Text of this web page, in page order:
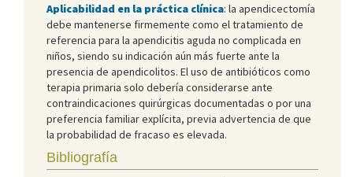
Aplicabilidad en la práctica clínica: la apendicectomía
debe mantenerse firmemente como el tratamiento de
referencia para la apendicitis aguda no complicada en
niños, siendo su indicación aún más fuerte ante la
presencia de apendicolitos. El uso de antibióticos como
terapia primaria solo debería considerarse ante
contraindicaciones quirúrgicas documentadas o por una
preferencia familiar explícita, previa advertencia de que
la probabilidad de fracaso es elevada.
Bibliografía